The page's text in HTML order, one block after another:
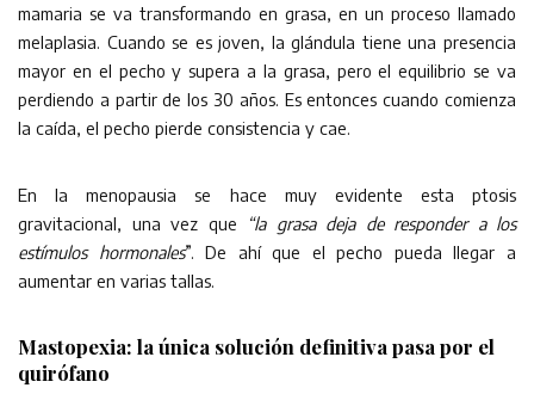
mamaria se va transformando en grasa, en un proceso llamado
melaplasia. Cuando se es joven, la glándula tiene una presencia
mayor en el pecho y supera a la grasa, pero el equilibrio se va
perdiendo a partir de los 30 años. Es entonces cuando comienza
la caída, el pecho pierde consistencia y cae.
En la menopausia se hace muy evidente esta ptosis
gravitacional, una vez que
“la grasa deja de responder a los
estímulos hormonales”. De ahí que el pecho pueda llegar a
aumentar en varias tallas.
Mastopexia: la única solución definitiva pasa por el
quirófano